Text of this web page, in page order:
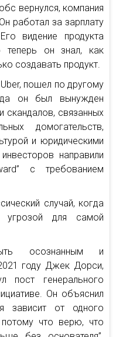
вернулся, компания
работал за зарплату
видение продукта
теперь он знал, как
создавать продукт.
пошел по другому
он был вынужден
скандалов, связанных
домогательств,
и юридическими
направили
с требованием
случай, когда
угрозой для самой
осознанным и
году Джек Дорси,
пост генерального
Он объяснил
зависит от одного
что верю, что